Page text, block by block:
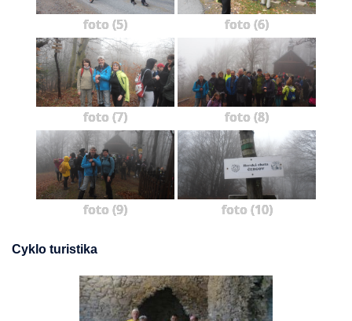
foto (5) foto (6)
foto (7) foto (8)
foto (9) foto (10)
Cyklo turistika